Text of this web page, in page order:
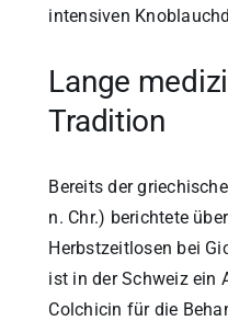
intensiven
Lange
Tradition
Bereits der
n. Chr.) berichtete
Herbstzeitlosen bei
ist in der Schweiz ein
Colchicin für die